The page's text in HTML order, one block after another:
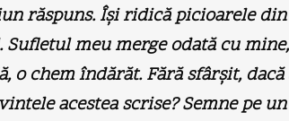
răspuns. Îşi ridică picioarele
meu merge odată cu
o chem îndărăt. Fără sfârşit,
acestea scrise? Semne pe